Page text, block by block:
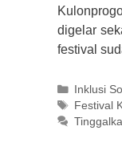
digelar
festival
Kategori
Inklusi
Tag
Festival